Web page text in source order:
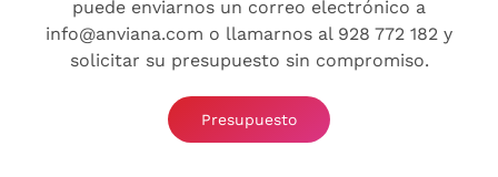
puede enviarnos un correo electrónico a
info@anviana.com o llamarnos al 928 772 182 y
solicitar su presupuesto sin compromiso.
Presupuesto